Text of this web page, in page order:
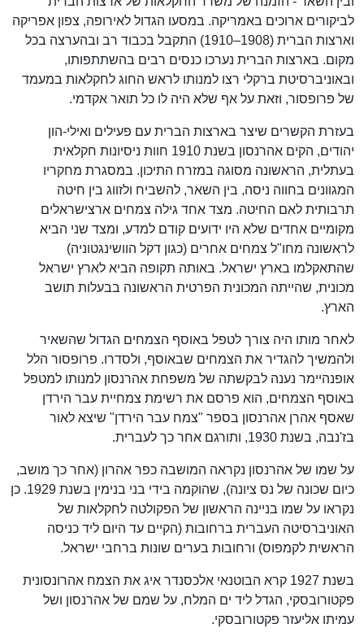
לביקורים ארוכים באמריקה. במסעו הגדול לאירופה, צפון אפריקה
וארצות הברית (1908–1910) התקבל בכבוד רב ובהערצה בכל
מקום. בארצות הברית נערכו כנסים רבים בהשתתפותו,
ובאוניברסיטת ברקלי רצו למנותו לראש החוג לחקלאות במעמד
של פרופסור, וזאת על אף שלא היה לו כל תואר אקדמי.
בעזרת הקשרים שיצר בארצות הברית עם פעילים ואילי-הון
יהודים, הקים אהרנסון בשנת 1910 חוות ניסיונות חקלאית
בעתלית, הראשונה מסוגה במזרח התיכון. במסגרת מחקריו
המגוונים בחווה ניסה, בין השאר, להשביח ולזווג בין חיטה
תרבותית לאם החיטה. מצד אחד גילה צמחים ארצישראלים
מקומיים אחדים שלא היו ידועים קודם למדע, ומצד שני הביא
לראשונה מחו"ל צמחים אחרים (כגון דקל הוושינגטוניה)
שהתאקלמו בארץ ישראל. באותה תקופה הביא לארץ ישראל
מכונית, שהייתה המכונית הפרטית הראשונה בבעלות תושב
הארץ.
לאחר מותו היה צורך לטפל באוסף הצמחים הגדול שהשאיר
ולהמשיך להגדיר את הצמחים שבאוסף, ולסדרו. פרופסור הלל
אופנהיימר נענה לבקשתה של משפחת אהרנסון למנותו למטפל
באוסף הצמחים, הוא פרסם את רשימת צמחיית עבר הירדן
שאסף אהרן אהרנסון בספר "צמח עבר הירדן" שיצא לאור
בז'נבה, בשנת 1930, ותורגם אחר כך לעברית.
על שמו של אהרנסון נקראה המושבה כפר אהרון (אחר כך מושב,
כיום שכונה של נס ציונה), שהוקמה בידי בני בנימין בשנת 1929. כן
נקראו על שמו בניינה הראשון של הפקולטה לחקלאות של
האוניברסיטה העברית ברחובות (הקיים עד היום ליד כניסה
הראשית לקמפוס) ורחובות בערים שונות ברחבי ישראל.
בשנת 1927 קרא הבוטנאי אלכסנדר איג את הצמח אהרונסונית
פקטורובסקי, הגדל ליד ים המלח, על שמם של אהרנסון ושל
עמיתו אליעזר פקטורובסקי.